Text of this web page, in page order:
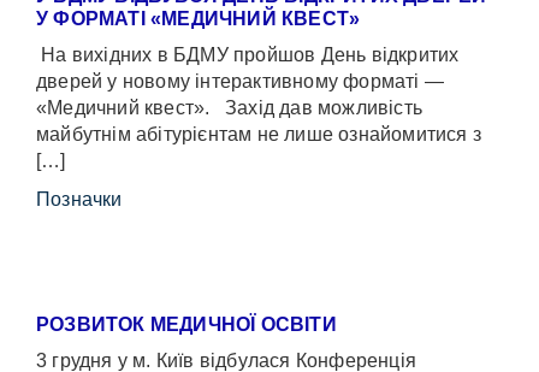
У ФОРМАТІ «МЕДИЧНИЙ КВЕСТ»
На вихідних в БДМУ пройшов День відкритих
дверей у новому інтерактивному форматі —
«Медичний квест». Захід дав можливість
майбутнім абітурієнтам не лише ознайомитися з
[…]
Позначки
РОЗВИТОК МЕДИЧНОЇ ОСВІТИ
3 грудня у м. Київ відбулася Конференція